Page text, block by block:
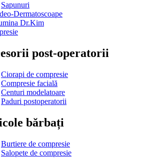
Sapunuri
Dermatoscoape
Dr.Kim
post-operatorii
Ciorapi de compresie
Compresie facială
Centuri modelatoare
Paduri postoperatorii
bărbați
Burtiere de compresie
Salopete de compresie